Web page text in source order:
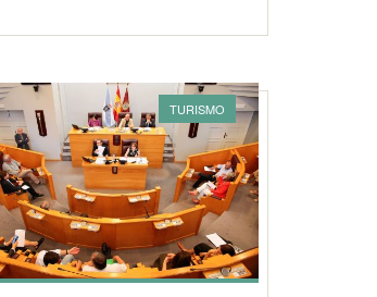
TURISMO